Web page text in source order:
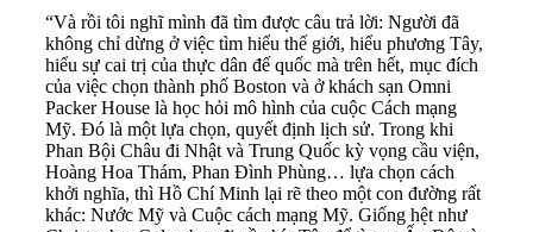
“Và rồi tôi nghĩ mình đã tìm được câu trả lời: Người đã
không chỉ dừng ở việc tìm hiểu thế giới, hiểu phương Tây,
hiểu sự cai trị của thực dân đế quốc mà trên hết, mục đích
của việc chọn thành phố Boston và ở khách sạn Omni
Packer House là học hỏi mô hình của cuộc Cách mạng
Mỹ. Đó là một lựa chọn, quyết định lịch sử. Trong khi
Phan Bội Châu đi Nhật và Trung Quốc kỳ vọng cầu viện,
Hoàng Hoa Thám, Phan Đình Phùng… lựa chọn cách
khởi nghĩa, thì Hồ Chí Minh lại rẽ theo một con đường rất
khác: Nước Mỹ và Cuộc cách mạng Mỹ. Giống hệt như